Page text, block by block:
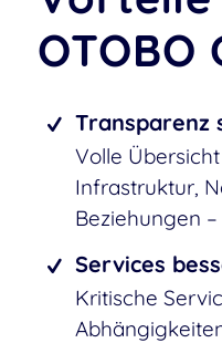
OTOBO
Transparenz
Volle
Infrastruktur,
Beziehungen
Services
Kritische